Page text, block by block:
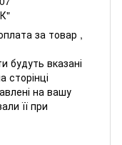
за товар ,
будуть вказані
сторінці
на вашу
її при